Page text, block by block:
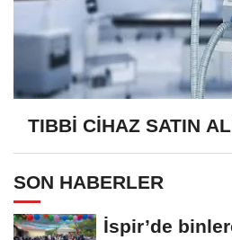
TIBBİ CİHAZ SATIN
SON HABERLER
İspir’de